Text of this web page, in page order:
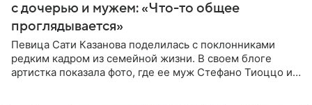
с дочерью и мужем: «Что-то общее
проглядывается»
Певица Сати Казанова поделилась с поклонниками
редким кадром из семейной жизни. В своем блоге
артистка показала фото, где ее муж Стефано Тиоццо и